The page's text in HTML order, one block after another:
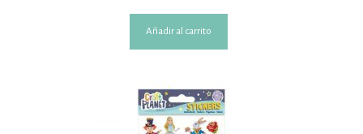
Añadir al carrito